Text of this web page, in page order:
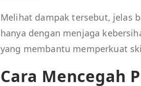
Melihat dampak tersebut, jelas
hanya dengan menjaga
yang membantu memperkuat
Cara Mencegah